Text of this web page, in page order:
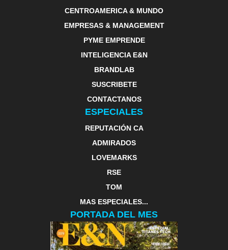
CENTROAMERICA & MUNDO
EMPRESAS & MANAGEMENT
PYME EMPRENDE
INTELIGENCIA E&N
BRANDLAB
SUSCRIBETE
CONTACTANOS
ESPECIALES
REPUTACIÓN CA
ADMIRADOS
LOVEMARKS
RSE
TOM
MAS ESPECIALES...
PORTADA DEL MES